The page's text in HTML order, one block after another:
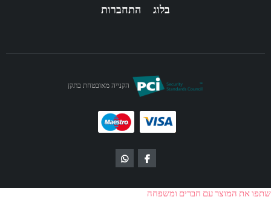
בלוג
התחברות
הקנייה מאובטחת בתקן
שתפו את המוצר עם חברים ומשפחה